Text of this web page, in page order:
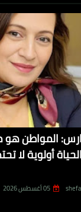
المواطن هو
أولوية لا
05 أغسطس 2026